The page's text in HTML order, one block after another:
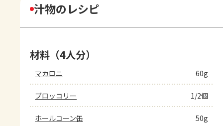
汁物のレシピ
材料（4人分）
マカロニ 60g
ブロッコリー 1/2個
ホールコーン缶 50g